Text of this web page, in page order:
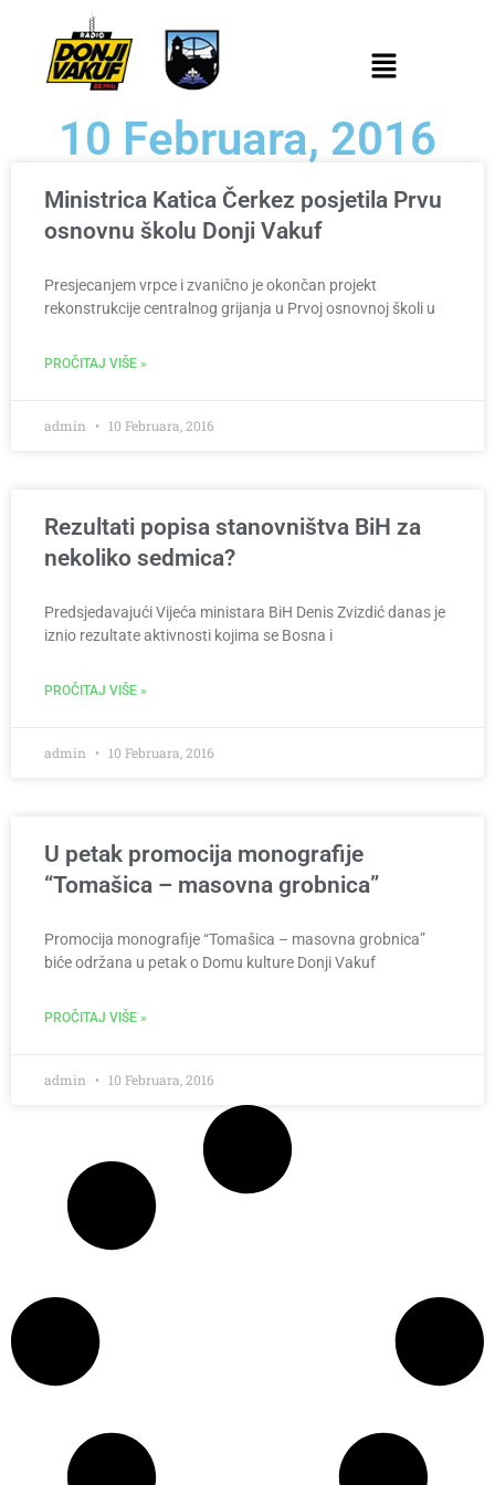
10 Februara, 2016
Ministrica Katica Čerkez posjetila Prvu
osnovnu školu Donji Vakuf
Presjecanjem vrpce i zvanično je okončan projekt
rekonstrukcije centralnog grijanja u Prvoj osnovnoj školi u
PROČITAJ VIŠE »
admin 10 Februara, 2016
Rezultati popisa stanovništva BiH za
nekoliko sedmica?
Predsjedavajući Vijeća ministara BiH Denis Zvizdić danas je
iznio rezultate aktivnosti kojima se Bosna i
PROČITAJ VIŠE »
admin 10 Februara, 2016
U petak promocija monografije
“Tomašica – masovna grobnica”
Promocija monografije “Tomašica – masovna grobnica”
biće održana u petak o Domu kulture Donji Vakuf
PROČITAJ VIŠE »
admin 10 Februara, 2016